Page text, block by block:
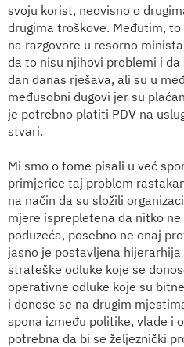
svoju korist, neovisno o
drugima troškove. Međutim,
na razgovore u resorno
da to nisu njihovi problemi i
dan danas rješava, ali su u
međusobni dugovi jer su
je potrebno platiti PDV na
stvari.
Mi smo o tome pisali u već
primjerice taj problem
na način da su složili
mjere isprepletena da nitko
poduzeća, posebno ne onaj
jasno je postavljena
strateške odluke koje se
operativne odluke koje su
i donose se na drugim
spona između politike, vlade i
potrebna da bi se željeznički